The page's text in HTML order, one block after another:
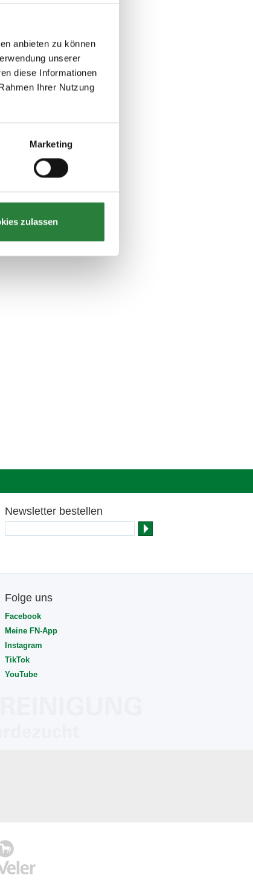
anbieten zu können
unserer
diese Informationen
Ihrer Nutzung
Marketing
zulassen
Newsletter bestellen
Folge uns
Facebook
Meine FN-App
Instagram
TikTok
YouTube